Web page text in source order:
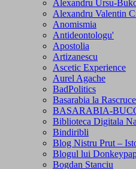
Alexandru Ursu-
Alexandru Valentin
Anomismia
Antideontologu'
Apostolia
Artizanescu
Ascetic Experience
Aurel Agache
BadPolitics
Basarabia la
BASARABIA-
Biblioteca Digitala
Bindiribli
Blog Nistru Prut –
Blogul lui
Bogdan Stanciu